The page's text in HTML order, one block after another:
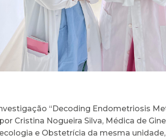
“Decoding Endometriosis
Cristina Nogueira Silva, Médica de
e Obstetrícia da mesma